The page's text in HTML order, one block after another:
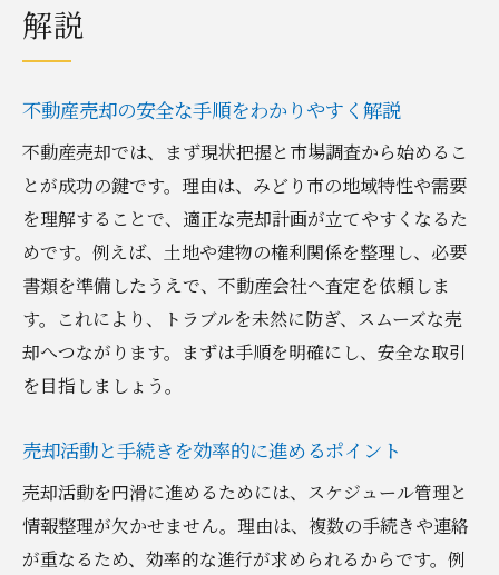
解説
不動産売却の安全な手順をわかりやすく解説
不動産売却では、まず現状把握と市場調査から始めるこ
とが成功の鍵です。理由は、みどり市の地域特性や需要
を理解することで、適正な売却計画が立てやすくなるた
めです。例えば、土地や建物の権利関係を整理し、必要
書類を準備したうえで、不動産会社へ査定を依頼しま
す。これにより、トラブルを未然に防ぎ、スムーズな売
却へつながります。まずは手順を明確にし、安全な取引
を目指しましょう。
売却活動と手続きを効率的に進めるポイント
売却活動を円滑に進めるためには、スケジュール管理と
情報整理が欠かせません。理由は、複数の手続きや連絡
が重なるため、効率的な進行が求められるからです。例